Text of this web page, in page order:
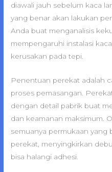
diawali jauh sebelum kaca
yang benar akan lakukan
Anda buat menganalisis
mempengaruhi instalasi
kerusakan pada tepi.
Penentuan perekat adalah
proses pemasangan.
dengan detail pabrik buat
dan keamanan maksimum.
semuanya permukaan yang
perekat, menyingkirkan
bisa halangi adhesi.